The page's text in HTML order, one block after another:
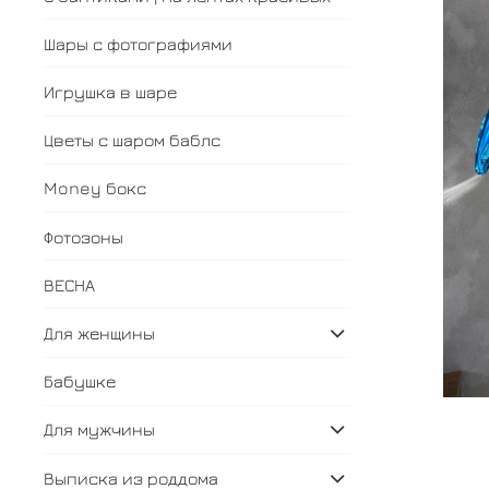
Шары с фотографиями
Игрушка в шаре
Цветы с шаром баблс
Money бокс
Фотозоны
ВЕСНА
Для женщины
Бабушке
Для мужчины
Выписка из роддома